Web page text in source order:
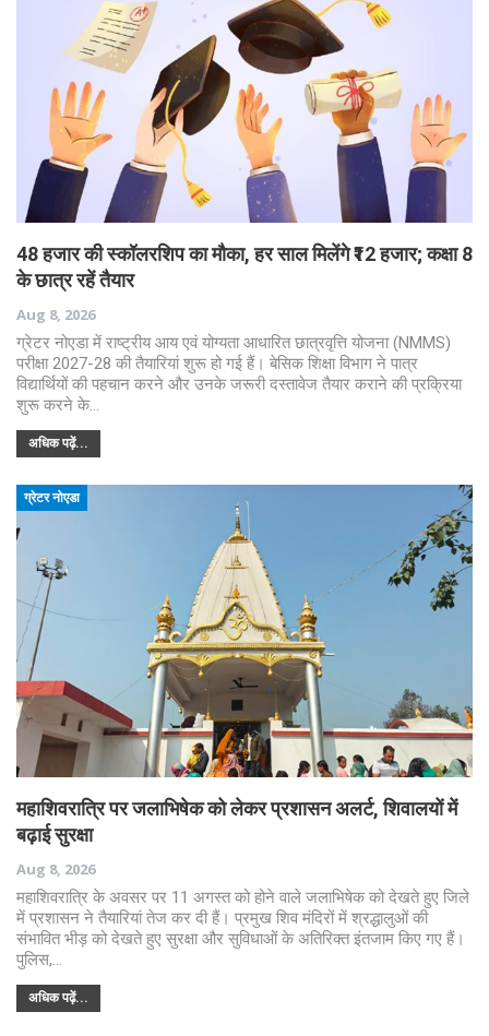
48 हजार की स्कॉलरशिप का मौका, हर साल मिलेंगे ₹12 हजार; कक्षा 8
के छात्र रहें तैयार
Aug 8, 2026
ग्रेटर नोएडा में राष्ट्रीय आय एवं योग्यता आधारित छात्रवृत्ति योजना (NMMS)
परीक्षा 2027-28 की तैयारियां शुरू हो गई हैं। बेसिक शिक्षा विभाग ने पात्र
विद्यार्थियों की पहचान करने और उनके जरूरी दस्तावेज तैयार कराने की प्रक्रिया
शुरू करने के…
अधिक पढ़ें...
ग्रेटर नोएडा
महाशिवरात्रि पर जलाभिषेक को लेकर प्रशासन अलर्ट, शिवालयों में
बढ़ाई सुरक्षा
Aug 8, 2026
महाशिवरात्रि के अवसर पर 11 अगस्त को होने वाले जलाभिषेक को देखते हुए जिले
में प्रशासन ने तैयारियां तेज कर दी हैं। प्रमुख शिव मंदिरों में श्रद्धालुओं की
संभावित भीड़ को देखते हुए सुरक्षा और सुविधाओं के अतिरिक्त इंतजाम किए गए हैं।
पुलिस,…
अधिक पढ़ें...